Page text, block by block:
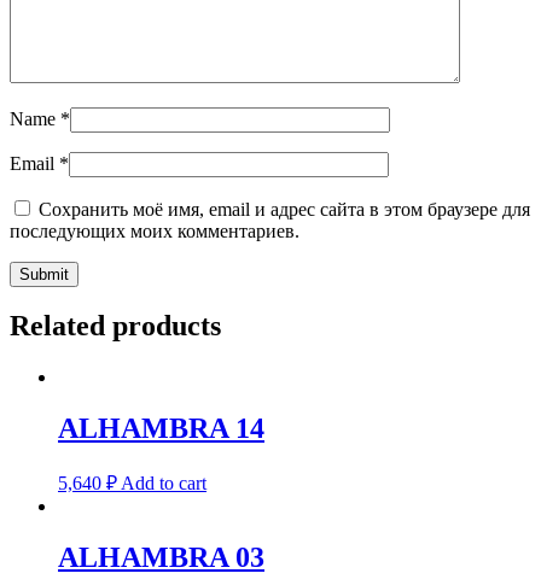
Name *
Email *
Сохранить моё имя, email и адрес сайта в этом браузере для
последующих моих комментариев.
Related products
ALHAMBRA 14
5,640 ₽ Add to cart
ALHAMBRA 03